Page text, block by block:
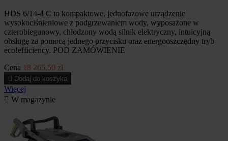
HDS 6/14-4 C to kompaktowe, jednofazowe urządzenie
wysokociśnieniowe z podgrzewaniem wody, wyposażone w
czterobiegunowy, chłodzony wodą silnik elektryczny, intuicyjną
obsługę za pomocą jednego przycisku oraz energooszczędny tryb
eco!efficiency. POD ZAMÓWIENIE
Cena 18 265,50 zł
 Dodaj do koszyka
Więcej
 W magazynie